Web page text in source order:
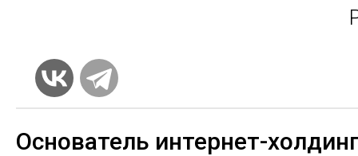
Основатель интернет-